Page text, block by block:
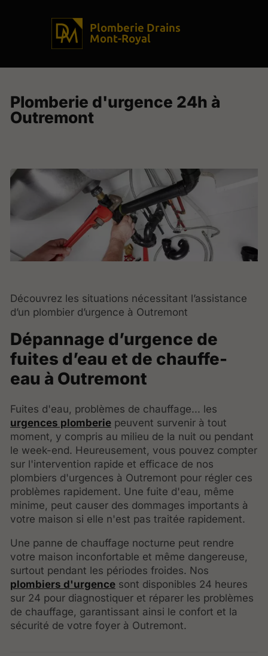
Plomberie Drains
Mont-Royal
Plomberie d'urgence 24h à
Outremont
Découvrez les situations nécessitant l’assistance
d’un plombier d’urgence à Outremont
Dépannage d’urgence de
fuites d’eau et de chauffe-
eau à Outremont
Fuites d'eau, problèmes de chauffage... les
urgences plomberie peuvent survenir à tout
moment, y compris au milieu de la nuit ou pendant
le week-end. Heureusement, vous pouvez compter
sur l'intervention rapide et efficace de nos
plombiers d'urgences à Outremont pour régler ces
problèmes rapidement. Une fuite d'eau, même
minime, peut causer des dommages importants à
votre maison si elle n'est pas traitée rapidement.
Une panne de chauffage nocturne peut rendre
votre maison inconfortable et même dangereuse,
surtout pendant les périodes froides. Nos
plombiers d'urgence sont disponibles 24 heures
sur 24 pour diagnostiquer et réparer les problèmes
de chauffage, garantissant ainsi le confort et la
sécurité de votre foyer à Outremont.